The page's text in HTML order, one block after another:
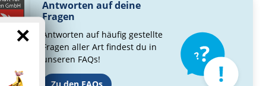
Antworten auf deine
Fragen
Antworten auf häufig gestellte
Fragen aller Art findest du in
unseren FAQs!
×